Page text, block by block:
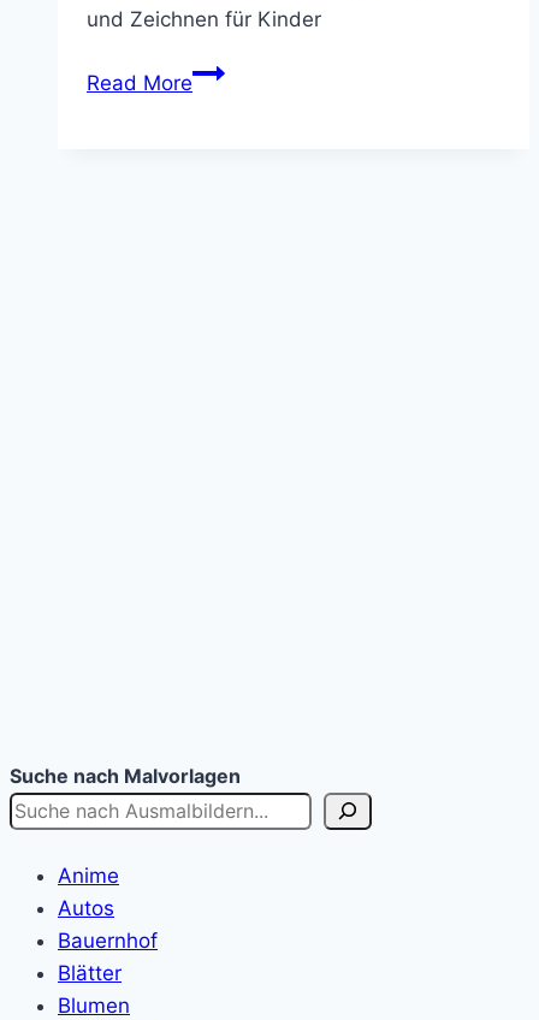
und Zeichnen für Kinder
Read MoreBlume
Suche nach Malvorlagen
Anime
Autos
Bauernhof
Blätter
Blumen